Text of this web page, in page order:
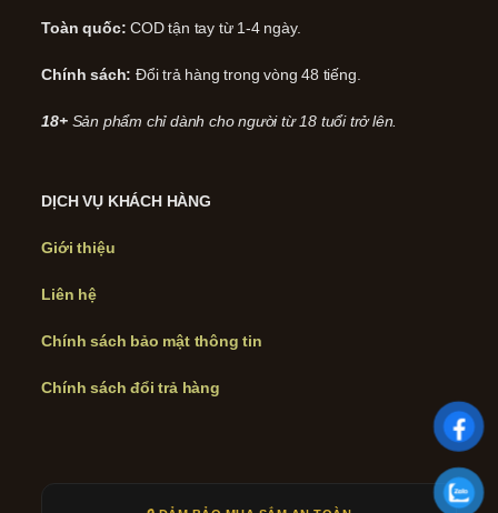
Toàn quốc: COD tận tay từ 1-4 ngày.
Chính sách: Đổi trả hàng trong vòng 48 tiếng.
18+ Sản phẩm chỉ dành cho người từ 18 tuổi trở lên.
DỊCH VỤ KHÁCH HÀNG
Giới thiệu
Liên hệ
Chính sách bảo mật thông tin
Chính sách đổi trả hàng